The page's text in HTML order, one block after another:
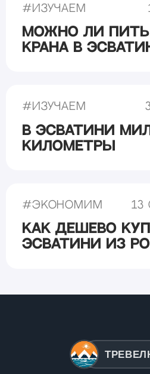
#Изучаем
Можно ли
крана в
#Изучаем
В Эсватини
километры
#Экономим 13
Как дешево
Эсватини из